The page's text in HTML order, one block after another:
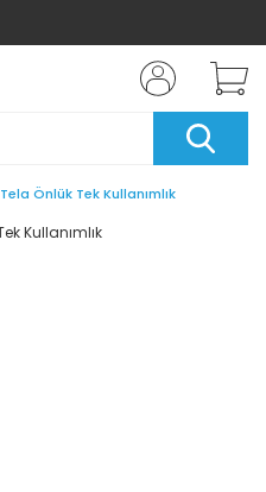
Tela Önlük Tek Kullanımlık